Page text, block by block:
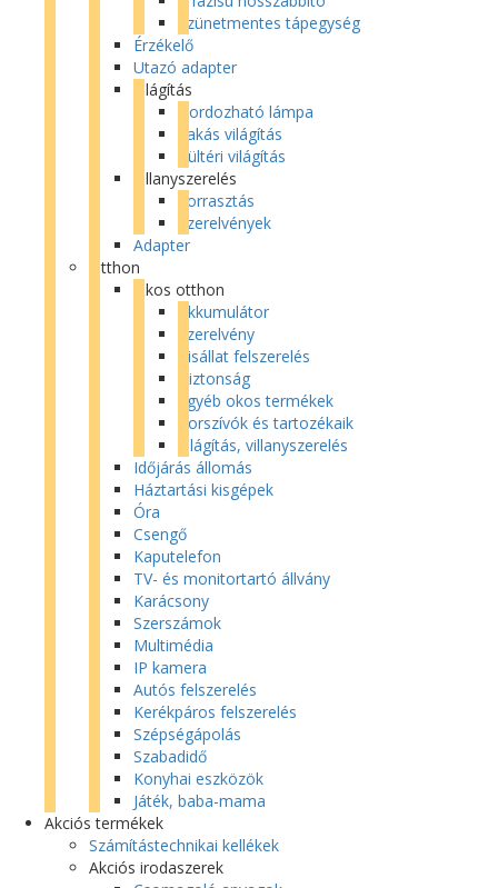
Szünetmentes tápegység
Érzékelő
Utazó adapter
Világítás
Hordozható lámpa
Lakás világítás
Kültéri világítás
Villanyszerelés
Forrasztás
Szerelvények
Adapter
Otthon
Okos otthon
Akkumulátor
Szerelvény
Kisállat felszerelés
Biztonság
Egyéb okos termékek
Porszívók és tartozékaik
Világítás, villanyszerelés
Időjárás állomás
Háztartási kisgépek
Óra
Csengő
Kaputelefon
TV- és monitortartó állvány
Karácsony
Szerszámok
Multimédia
IP kamera
Autós felszerelés
Kerékpáros felszerelés
Szépségápolás
Szabadidő
Konyhai eszközök
Játék, baba-mama
Akciós termékek
Számítástechnikai kellékek
Akciós irodaszerek